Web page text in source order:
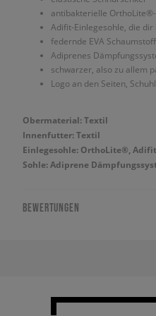
antibakterielle
Adifit-Einlegesohle, die
federnde EVA
Adiprenes
schwarzer, also zu allem
Logo an den Seiten,
Obermaterial: Textil
Innenfutter: Textil
Einlegesohle: OrthoLite®, Adifit
Sohle: Adiprene
BEWERTUNGEN